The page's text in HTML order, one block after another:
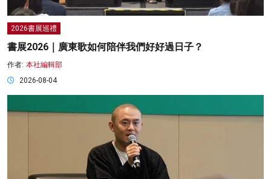
2026書展巡禮
書展2026｜廣東歌如何陪伴我們好好過日子？
作者: 本社編輯部
2026-08-04